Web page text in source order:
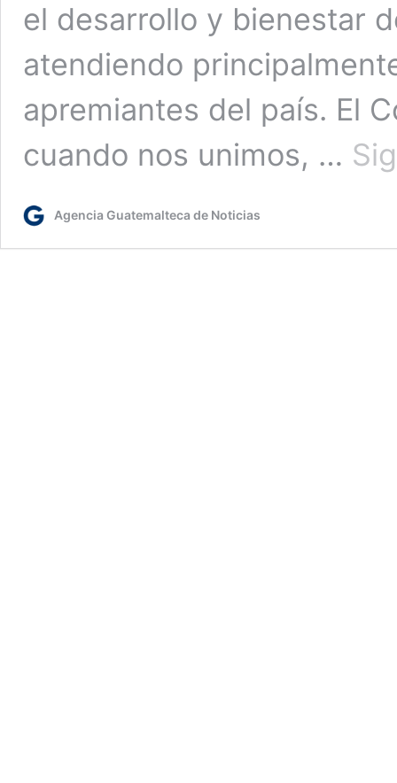
el desarrollo y bienestar
atendiendo
apremiantes del país. El
cuando nos unimos, …
Agencia Guatemalteca de Noticias